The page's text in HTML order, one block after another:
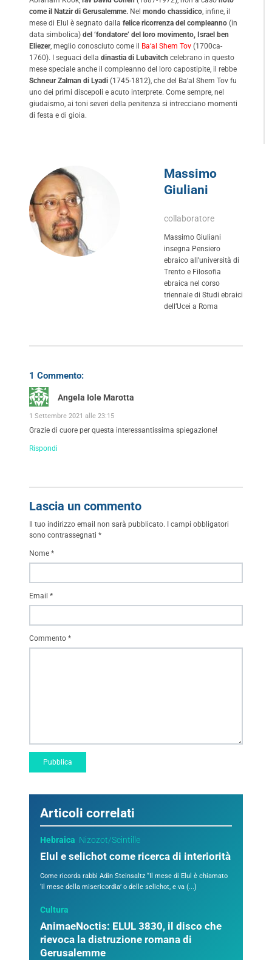
Articoli correlati
Hebraica Nizozot/Scintille
Elul e selichot come ricerca di interiorità
Come ricorda rabbi Adin Steinsaltz “Il mese di Elul è chiamato
‘il mese della misericordia’ o delle selichot, e va (...)
Cultura
AnimaeNoctis: ELUL 3830, il disco che
rievoca la distruzione romana di
Gerusalemme
come il Natzir di Gerusalemme. Nel mondo chassidico, infine, il
mese di Elul è segnato dalla felice ricorrenza del compleanno (in
data simbolica) del ‘fondatore’ del loro movimento, Israel ben
Eliezer, meglio conosciuto come il Ba‘al Shem Tov (1700ca-
1760). I seguaci della dinastia di Lubavitch celebrano in questo
mese speciale anche il compleanno del loro capostipite, il rebbe
Schneur Zalman di Lyadi (1745-1812), che del Ba‘al Shem Tov fu
uno dei primi discepoli e acuto interprete. Come sempre, nel
giudaismo, ai toni severi della penitenza si intrecciano momenti
di festa e di gioia.
Massimo
Giuliani
collaboratore
Massimo Giuliani
insegna Pensiero
ebraico all’università di
Trento e Filosofia
ebraica nel corso
triennale di Studi ebraici
dell’Ucei a Roma
1 Commento:
Angela Iole Marotta
1 Settembre 2021 alle 23:15
Grazie di cuore per questa interessantissima spiegazione!
Rispondi
Lascia un commento
Il tuo indirizzo email non sarà pubblicato. I campi obbligatori
sono contrassegnati *
Commento *
Nome *
Email *